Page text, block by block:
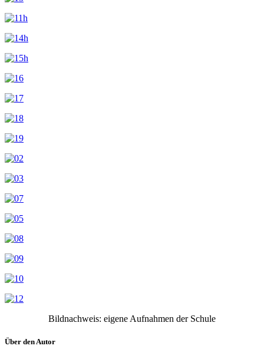
Bildnachweis: eigene Aufnahmen der Schule
Über den Autor